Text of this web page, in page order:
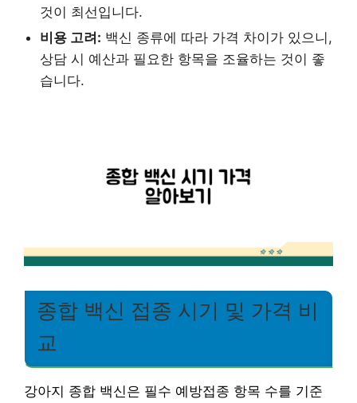
것이 최선입니다.
비용 고려: 백신 종류에 따라 가격 차이가 있으니,
상담 시 예산과 필요한 항목을 조율하는 것이 좋
습니다.
종합 백신 접종 시기 및 가격 비
교
강아지 종합 백신은 필수 예방접종 항목 수를 기준